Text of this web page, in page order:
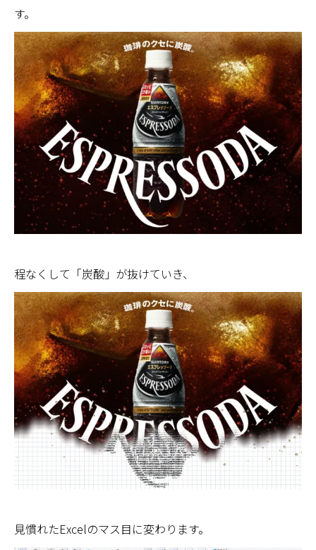
す。
程なくして「炭酸」が抜けていき、
見慣れたExcelのマス目に変わります。